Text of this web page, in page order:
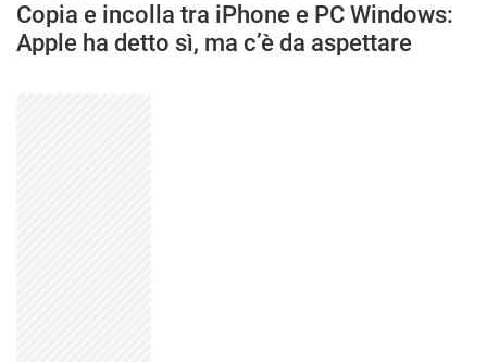
Copia e incolla tra iPhone e PC Windows:
Apple ha detto sì, ma c’è da aspettare